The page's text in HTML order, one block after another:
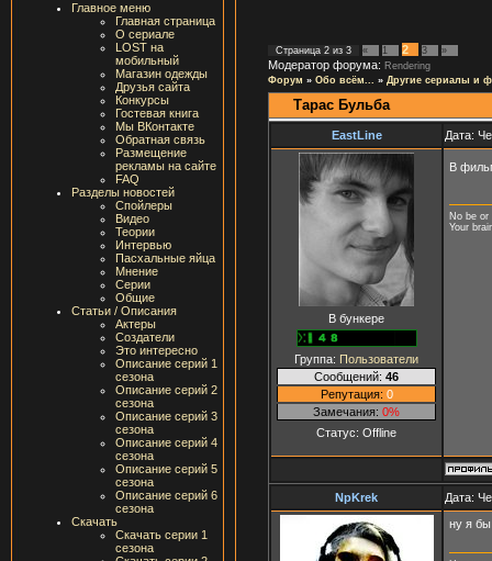
Главное меню
Главная страница
О сериале
LOST на
мобильный
Магазин одежды
Друзья сайта
Конкурсы
Гостевая книга
Мы ВКонтакте
Обратная связь
Размещение
рекламы на сайте
FAQ
Разделы новостей
Спойлеры
Видео
Теории
Интервью
Пасхальные яйца
Мнение
Серии
Общие
Статьи / Описания
Актеры
Создатели
Это интересно
Описание серий 1
сезона
Описание серий 2
сезона
Описание серий 3
сезона
Описание серий 4
сезона
Описание серий 5
сезона
Описание серий 6
сезона
Скачать
Скачать серии 1
сезона
Страница 2 из 3 « 1 2 3 »
Модератор форума: Rendering
Форум » Обо всём... » Другие сериалы и
Тарас Бульба
EastLine Дата:
В бункере
Группа: Пользователи
Сообщений: 46
Репутация: 0
Замечания: 0%
Статус: Offline
В
No be
Your
NpKrek Дата:
ну я